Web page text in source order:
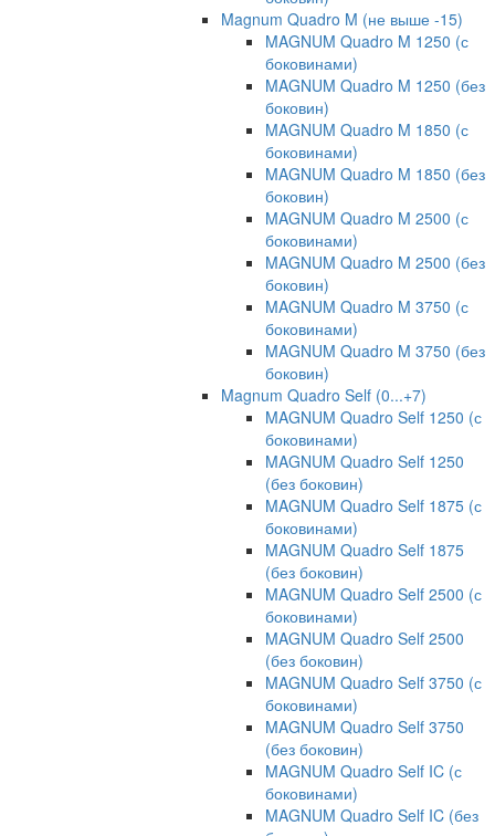
Magnum Quadro M (не выше -15)
MAGNUM Quadro M 1250 (с
боковинами)
MAGNUM Quadro M 1250 (без
боковин)
MAGNUM Quadro M 1850 (с
боковинами)
MAGNUM Quadro M 1850 (без
боковин)
MAGNUM Quadro M 2500 (с
боковинами)
MAGNUM Quadro M 2500 (без
боковин)
MAGNUM Quadro M 3750 (с
боковинами)
MAGNUM Quadro M 3750 (без
боковин)
Magnum Quadro Self (0...+7)
MAGNUM Quadro Self 1250 (с
боковинами)
MAGNUM Quadro Self 1250
(без боковин)
MAGNUM Quadro Self 1875 (с
боковинами)
MAGNUM Quadro Self 1875
(без боковин)
MAGNUM Quadro Self 2500 (с
боковинами)
MAGNUM Quadro Self 2500
(без боковин)
MAGNUM Quadro Self 3750 (с
боковинами)
MAGNUM Quadro Self 3750
(без боковин)
MAGNUM Quadro Self IC (с
боковинами)
MAGNUM Quadro Self IC (без